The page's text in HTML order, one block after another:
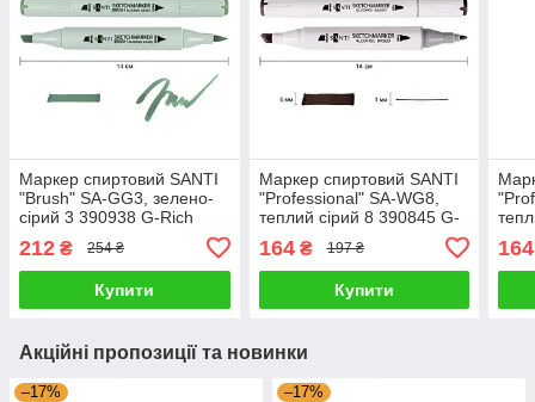
Маркер спиртовий SANTI
"Brush" SA-GG3, зелено-
сірий 3 390938 G-Rich
212 ₴ 254 ₴
Купити
Маркер спиртовий SANTI
"Professional" SA-WG8,
теплий сірий 8 390845 G-
164₴ 197 ₴
Купити
164
Акційні пропозиції та новинки
–17% –17%